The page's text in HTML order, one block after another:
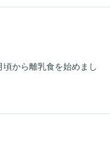
から離乳食を始めまし